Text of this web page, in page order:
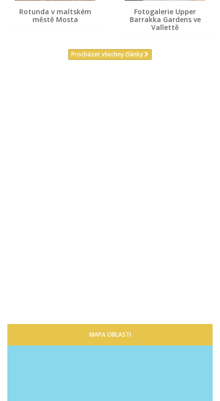
Rotunda v maltském
městě Mosta
Fotogalerie Upper
Barrakka Gardens ve
Vallettě
Procházet všechny články
MAPA OBLASTI